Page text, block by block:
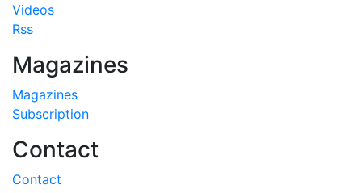
Videos
Rss
Magazines
Magazines
Subscription
Contact
Contact